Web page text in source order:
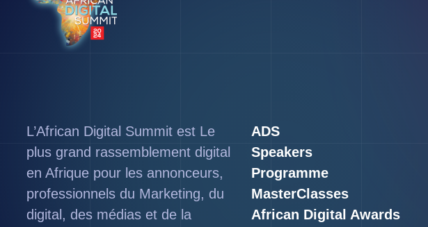
L’African Digital Summit est Le
plus grand rassemblement digital
en Afrique pour les annonceurs,
professionnels du Marketing, du
digital, des médias et de la
ADS
Speakers
Programme
MasterClasses
African Digital Awards